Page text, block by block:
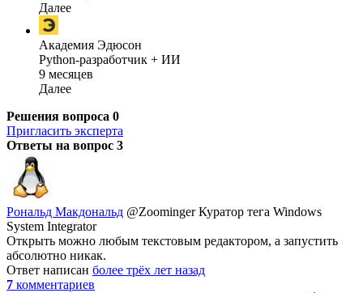
Далее
Академия Эдюсон
Python-разработчик + ИИ
9 месяцев
Далее
Решения вопроса 0
Пригласить эксперта
Ответы на вопрос 3
Рональд Макдональд @ZoomingerКуратор тега Windows
System Integrator
Открыть можно любым текстовым редактором, а запустить
абсолютно никак.
Ответ написан более трёх лет назад
7 комментариев